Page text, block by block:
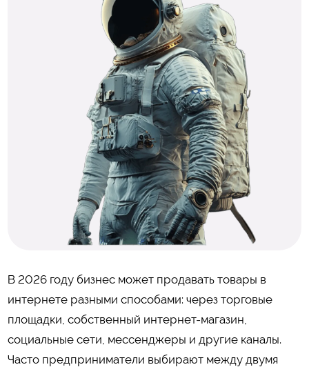
В 2026 году бизнес может продавать товары в
интернете разными способами: через торговые
площадки, собственный интернет-магазин,
социальные сети, мессенджеры и другие каналы.
Часто предприниматели выбирают между двумя